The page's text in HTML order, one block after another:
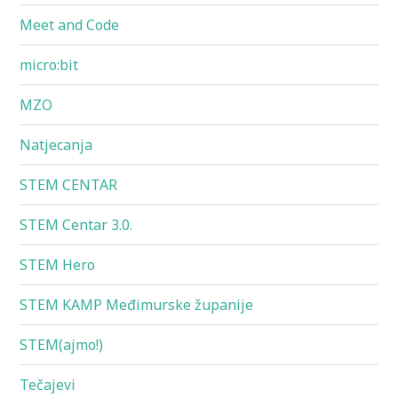
Meet and Code
micro:bit
MZO
Natjecanja
STEM CENTAR
STEM Centar 3.0.
STEM Hero
STEM KAMP Međimurske županije
STEM(ajmo!)
Tečajevi